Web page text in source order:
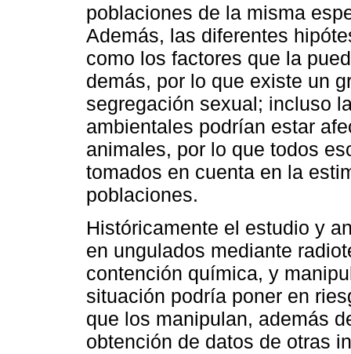
poblaciones de la misma
Además, las diferentes
como los factores que la
demás, por lo que existe un
segregación sexual; incluso
ambientales podrían estar
animales, por lo que todos
tomados en cuenta en la
poblaciones.
Históricamente el estudio y
en ungulados mediante
contención química, y
situación podría poner en
que los manipulan, además
obtención de datos de otras